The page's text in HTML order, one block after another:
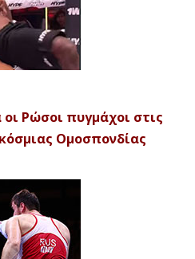
Ρώσοι πυγμάχοι στις
Ομοσπονδίας